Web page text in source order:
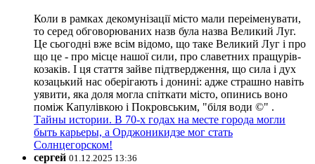
Коли в рамках декомунізації місто мали переіменувати,
то серед обговорюваних назв була назва Великий Луг.
Це сьогодні вже всім відомо, що таке Великий Луг і про
що це - про місце нашої сили, про славетних пращурів-
козаків. І ця стаття зайве підтвердження, що сила і дух
козацький нас оберігають і донині: адже страшно навіть
уявити, яка доля могла спіткати місто, опинись воно
поміж Капулівкою і Покровським, "біля води ©" .
Тайны истории. В 70-х годах на месте города могли
быть карьеры, а Орджоникидзе мог стать
Солнцегорском!
сергей 01.12.2025 13:36